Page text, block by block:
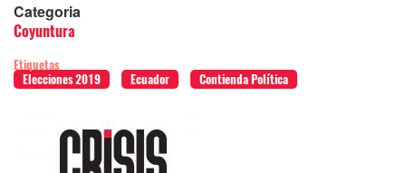
Categoria
Coyuntura
Etiquetas
Elecciones 2019
Ecuador Contienda Política